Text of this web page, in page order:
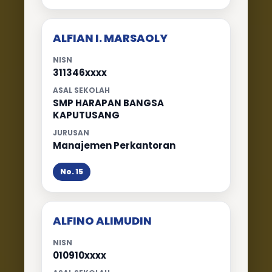
ALFIAN I. MARSAOLY
NISN
311346xxxx
ASAL SEKOLAH
SMP HARAPAN BANGSA
KAPUTUSANG
JURUSAN
Manajemen Perkantoran
No. 15
ALFINO ALIMUDIN
NISN
010910xxxx